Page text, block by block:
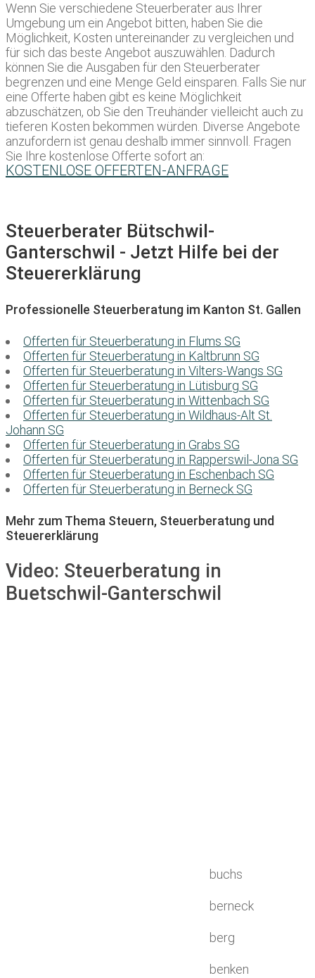
Wenn Sie verschiedene Steuerberater aus Ihrer
Umgebung um ein Angebot bitten, haben Sie die
Möglichkeit, Kosten untereinander zu vergleichen und
für sich das beste Angebot auszuwählen. Dadurch
können Sie die Ausgaben für den Steuerberater
begrenzen und eine Menge Geld einsparen. Falls Sie nur
eine Offerte haben gibt es keine Möglichkeit
abzuschätzen, ob Sie den Treuhänder vielleicht auch zu
tieferen Kosten bekommen würden. Diverse Angebote
anzufordern ist genau deshalb immer sinnvoll. Fragen
Sie Ihre kostenlose Offerte sofort an:
KOSTENLOSE OFFERTEN-ANFRAGE
Steuerberater Bütschwil-
Ganterschwil - Jetzt Hilfe bei der
Steuererklärung
Professionelle Steuerberatung im Kanton St. Gallen
Offerten für Steuerberatung in Flums SG
Offerten für Steuerberatung in Kaltbrunn SG
Offerten für Steuerberatung in Vilters-Wangs SG
Offerten für Steuerberatung in Lütisburg SG
Offerten für Steuerberatung in Wittenbach SG
Offerten für Steuerberatung in Wildhaus-Alt St.
Johann SG
Offerten für Steuerberatung in Grabs SG
Offerten für Steuerberatung in Rapperswil-Jona SG
Offerten für Steuerberatung in Eschenbach SG
Offerten für Steuerberatung in Berneck SG
Mehr zum Thema Steuern, Steuerberatung und
Steuererklärung
Video: Steuerberatung in
Buetschwil-Ganterschwil
buchs
berneck
berg
benken